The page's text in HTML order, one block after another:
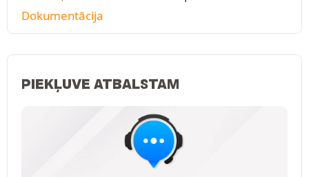
Dokumentācija
PIEKĻUVE ATBALSTAM